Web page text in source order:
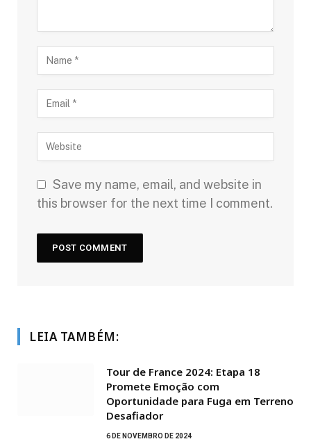
Save my name, email, and website in
this browser for the next time I comment.
LEIA TAMBÉM:
Tour de France 2024: Etapa 18
Promete Emoção com
Oportunidade para Fuga em Terreno
Desafiador
6 DE NOVEMBRO DE 2024